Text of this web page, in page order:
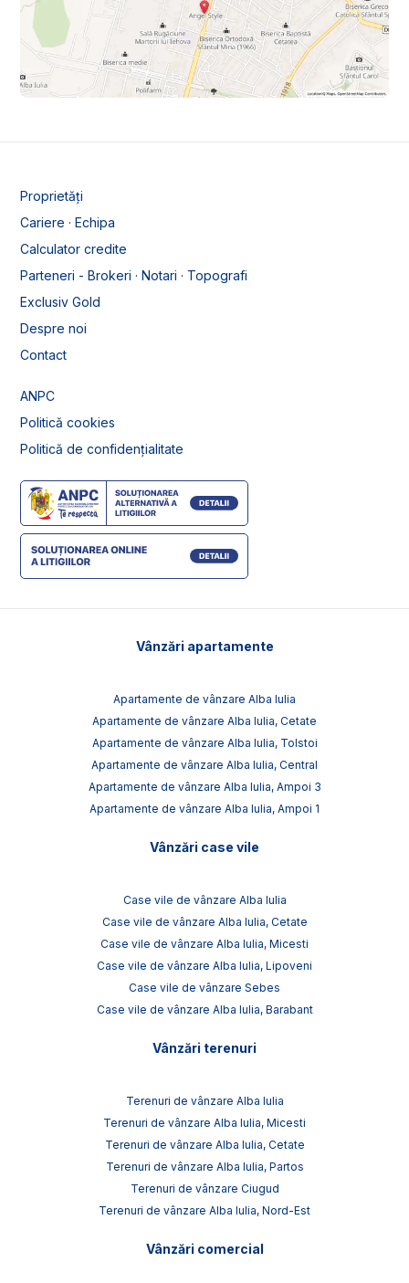
Proprietăți
Cariere · Echipa
Calculator credite
Parteneri - Brokeri · Notari · Topografi
Exclusiv Gold
Despre noi
Contact
ANPC
Politică cookies
Politică de confidențialitate
Vânzări apartamente
Apartamente de vânzare Alba Iulia
Apartamente de vânzare Alba Iulia, Cetate
Apartamente de vânzare Alba Iulia, Tolstoi
Apartamente de vânzare Alba Iulia, Central
Apartamente de vânzare Alba Iulia, Ampoi 3
Apartamente de vânzare Alba Iulia, Ampoi 1
Vânzări case vile
Case vile de vânzare Alba Iulia
Case vile de vânzare Alba Iulia, Cetate
Case vile de vânzare Alba Iulia, Micesti
Case vile de vânzare Alba Iulia, Lipoveni
Case vile de vânzare Sebes
Case vile de vânzare Alba Iulia, Barabant
Vânzări terenuri
Terenuri de vânzare Alba Iulia
Terenuri de vânzare Alba Iulia, Micesti
Terenuri de vânzare Alba Iulia, Cetate
Terenuri de vânzare Alba Iulia, Partos
Terenuri de vânzare Ciugud
Terenuri de vânzare Alba Iulia, Nord-Est
Vânzări comercial